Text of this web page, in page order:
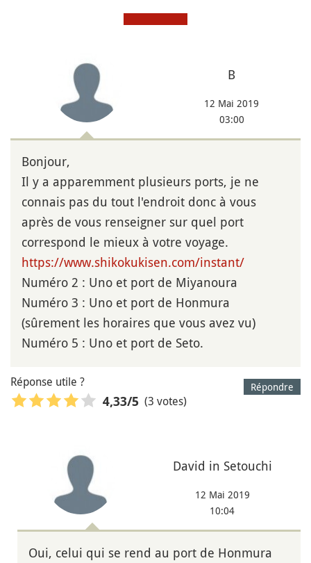
B
12 Mai 2019
03:00
Bonjour,
Il y a apparemment plusieurs ports, je ne
connais pas du tout l'endroit donc à vous
après de vous renseigner sur quel port
correspond le mieux à votre voyage.
https://www.shikokukisen.com/instant/
Numéro 2 : Uno et port de Miyanoura
Numéro 3 : Uno et port de Honmura
(sûrement les horaires que vous avez vu)
Numéro 5 : Uno et port de Seto.
Répondre
Réponse utile ?
4,33/5 (3 votes)
David in Setouchi
12 Mai 2019
10:04
Oui, celui qui se rend au port de Honmura